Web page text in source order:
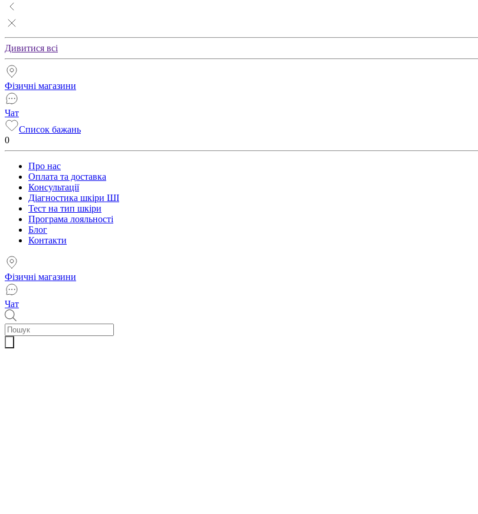
Дивитися всі
Фізичні магазини
Чат
Список бажань
0
Про нас
Оплата та доставка
Консультації
Діагностика шкіри ШІ
Тест на тип шкіри
Програма лояльності
Блог
Контакти
Фізичні магазини
Чат
Пошук
товарів